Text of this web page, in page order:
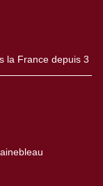
la France depuis 3